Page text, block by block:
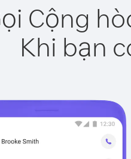
Cộng
Khi bạn